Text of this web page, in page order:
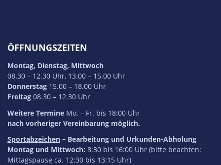
ÖFFNUNGSZEITEN
Montag, Dienstag, Mittwoch
08.30 – 12.30 Uhr, 13.00 – 15.00 Uhr
Donnerstag 15.00 – 18.00 Uhr
Freitag 08.30 – 12.30 Uhr
Weitere Termine Mo. – Fr. bis 18:00 Uhr
nach vorheriger Vereinbarung möglich.
Sportabzeichen – Bearbeitung und Urkunden-Abholung
Montag und Mittwoch: 8:30 bis 16:00 Uhr (bitte beachten:
Mittagspause ca. 12:30 bis 13:15 Uhr)